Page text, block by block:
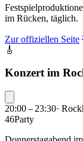
im Rücken, täglich.
Zur offiziellen Seite
🎸
Konzert im
20:00 – 23:30·
46Party